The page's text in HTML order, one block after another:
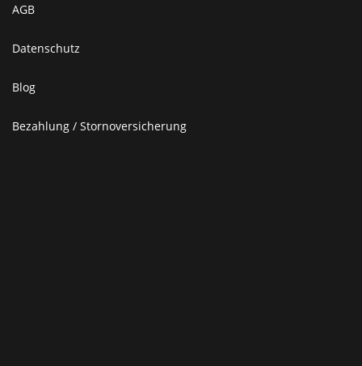
AGB
Datenschutz
Blog
Bezahlung / Stornoversicherung